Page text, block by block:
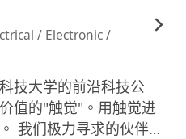
了一份实习经历。
供充分的学习与实践支
/ Electronic /
技大学的前沿科技公
值的"触觉"。用触觉进